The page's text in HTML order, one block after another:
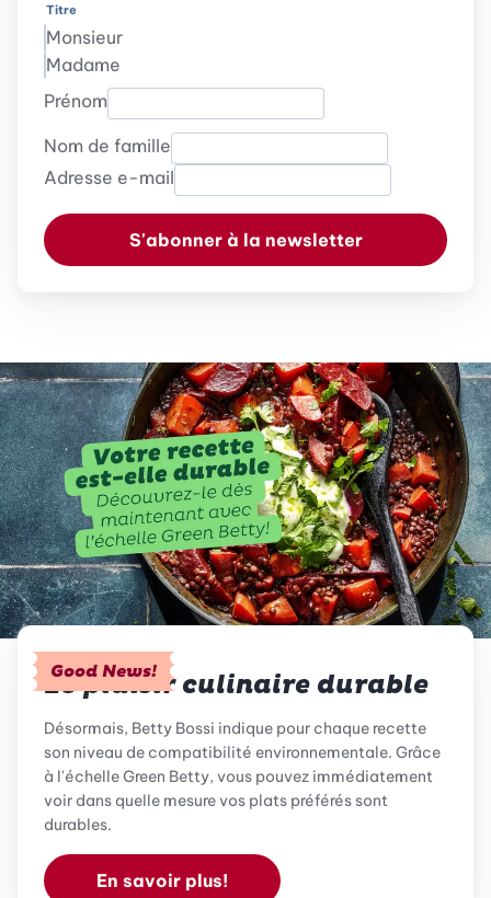
Titre
Monsieur
Madame
Prénom
Nom de famille
Adresse e-mail
S'abonner à la newsletter
Good News!
Le plaisir culinaire durable
Désormais, Betty Bossi indique pour chaque recette
son niveau de compatibilité environnementale. Grâce
à l'échelle Green Betty, vous pouvez immédiatement
voir dans quelle mesure vos plats préférés sont
durables.
En savoir plus!